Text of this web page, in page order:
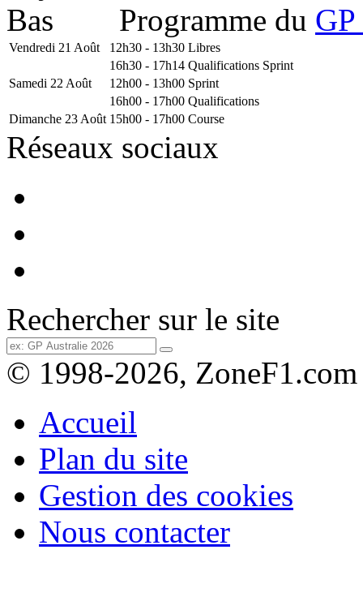
Programme du
Vendredi 21 Août 12h30 - 13h30 Libres
16h30 - 17h14 Qualifications Sprint
Samedi 22 Août
12h00 - 13h00 Sprint
16h00 - 17h00 Qualifications
Dimanche 23 Août 15h00 - 17h00 Course
Réseaux sociaux
Rechercher sur le site
© 1998-2026, ZoneF1.com
Accueil
Plan du site
Gestion des cookies
Nous contacter